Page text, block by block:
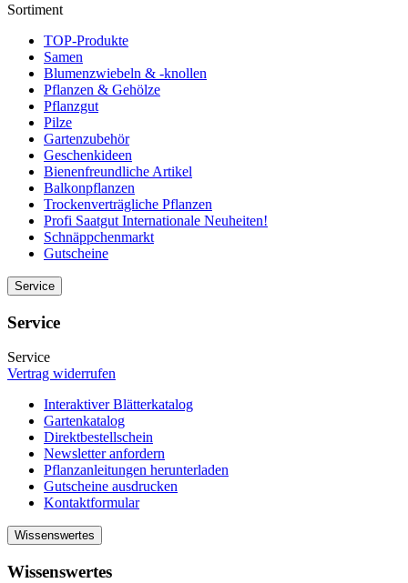
Sortiment
TOP-Produkte
Samen
Blumenzwiebeln & -knollen
Pflanzen & Gehölze
Pflanzgut
Pilze
Gartenzubehör
Geschenkideen
Bienenfreundliche Artikel
Balkonpflanzen
Trockenverträgliche Pflanzen
Profi Saatgut Internationale Neuheiten!
Schnäppchenmarkt
Gutscheine
Service
Service
Service
Vertrag widerrufen
Interaktiver Blätterkatalog
Gartenkatalog
Direktbestellschein
Newsletter anfordern
Pflanzanleitungen herunterladen
Gutscheine ausdrucken
Kontaktformular
Wissenswertes
Wissenswertes